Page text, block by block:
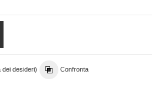
dei desideri) Confronta